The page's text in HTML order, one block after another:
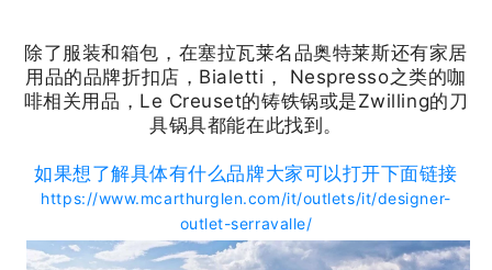
除了服装和箱包，在塞拉瓦莱名品奥特莱斯还有家居
用品的品牌折扣店，Bialetti， Nespresso之类的咖
啡相关用品，Le Creuset的铸铁锅或是Zwilling的刀
具锅具都能在此找到。
如果想了解具体有什么品牌大家可以打开下面链接
https://www.mcarthurglen.com/it/outlets/it/designer-
outlet-serravalle/